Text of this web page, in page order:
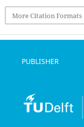
More Citation Formats
PUBLISHER